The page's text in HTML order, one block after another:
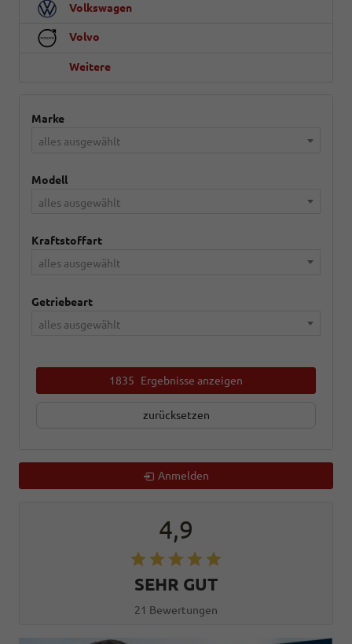
Volkswagen
Volvo
Weitere
Marke
alles ausgewählt
Modell
alles ausgewählt
Kraftstoffart
alles ausgewählt
Getriebeart
alles ausgewählt
1835 Ergebnisse anzeigen
zurücksetzen
Anmelden
4,9
SEHR GUT
21 Bewertungen